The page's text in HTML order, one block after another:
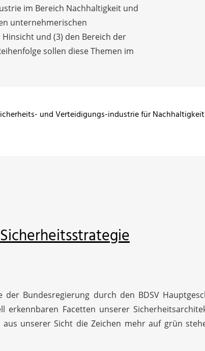
im Bereich Nachhaltigkeit und
unternehmerischen
und (3) den Bereich der
sollen diese Themen im
und Verteidigungs-industrie für
der Bundesregierung durch den BDSV
erkennbaren Facetten unserer
unserer Sicht die Zeichen mehr auf grün